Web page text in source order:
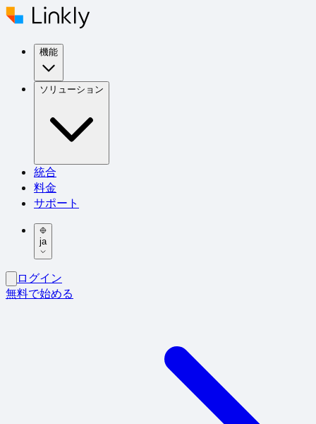
機能
ソリューション
統合
料金
サポート
ja
ログイン
無料で始める